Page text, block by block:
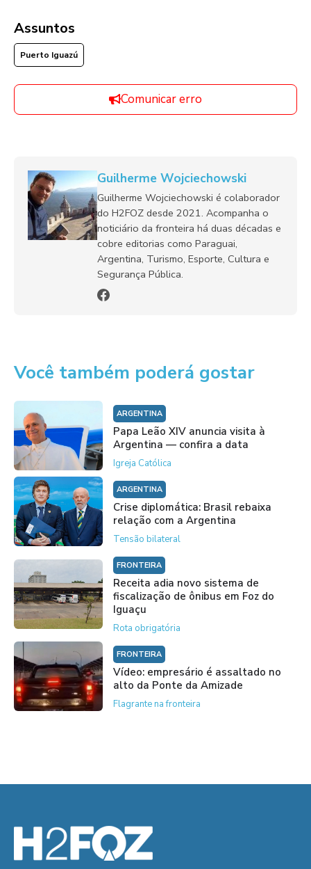
Assuntos
Puerto Iguazú
Comunicar erro
Guilherme Wojciechowski
Guilherme Wojciechowski é colaborador
do H2FOZ desde 2021. Acompanha o
noticiário da fronteira há duas décadas e
cobre editorias como Paraguai,
Argentina, Turismo, Esporte, Cultura e
Segurança Pública.
Você também poderá gostar
ARGENTINA
Papa Leão XIV anuncia visita à
Argentina — confira a data
Igreja Católica
ARGENTINA
Crise diplomática: Brasil rebaixa
relação com a Argentina
Tensão bilateral
FRONTEIRA
Receita adia novo sistema de
fiscalização de ônibus em Foz do
Iguaçu
Rota obrigatória
FRONTEIRA
Vídeo: empresário é assaltado no
alto da Ponte da Amizade
Flagrante na fronteira